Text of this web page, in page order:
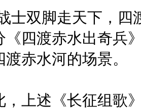
脚走天下，四渡
《四渡赤水出奇兵
渡赤水河的场景。
述《长征组歌》